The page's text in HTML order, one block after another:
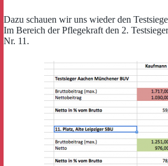
Dazu schauen wir uns wieder den
Im Bereich der Pflegekraft den 2.
Nr. 11.